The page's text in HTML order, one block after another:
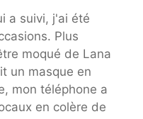
a suivi, j'ai été
Plus
moqué de Lana
un masque en
mon téléphone a
en colère de